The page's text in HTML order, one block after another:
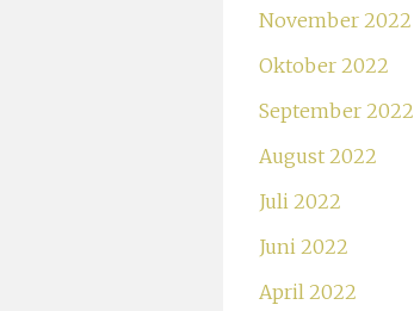
November 2022
Oktober 2022
September 2022
August 2022
Juli 2022
Juni 2022
April 2022